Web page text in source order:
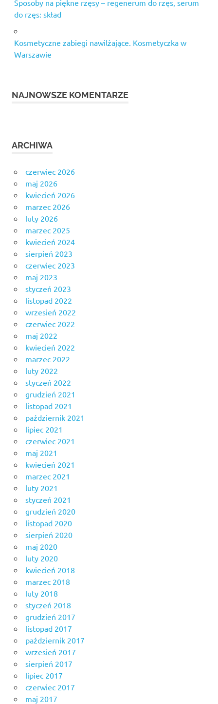
Sposoby na piękne rzęsy – regenerum do rzęs, serum
do rzęs: skład
Kosmetyczne zabiegi nawilżające. Kosmetyczka w
Warszawie
NAJNOWSZE KOMENTARZE
ARCHIWA
czerwiec 2026
maj 2026
kwiecień 2026
marzec 2026
luty 2026
marzec 2025
kwiecień 2024
sierpień 2023
czerwiec 2023
maj 2023
styczeń 2023
listopad 2022
wrzesień 2022
czerwiec 2022
maj 2022
kwiecień 2022
marzec 2022
luty 2022
styczeń 2022
grudzień 2021
listopad 2021
październik 2021
lipiec 2021
czerwiec 2021
maj 2021
kwiecień 2021
marzec 2021
luty 2021
styczeń 2021
grudzień 2020
listopad 2020
sierpień 2020
maj 2020
luty 2020
kwiecień 2018
marzec 2018
luty 2018
styczeń 2018
grudzień 2017
listopad 2017
październik 2017
wrzesień 2017
sierpień 2017
lipiec 2017
czerwiec 2017
maj 2017